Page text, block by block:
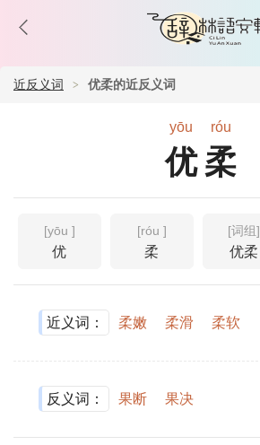
近反义词 优柔的近反义词
yōu róu
优柔
[yōu ]
优
[róu ]
柔
[词组]
优柔
近义词： 柔嫩 柔滑 柔软
反义词： 果断 果决